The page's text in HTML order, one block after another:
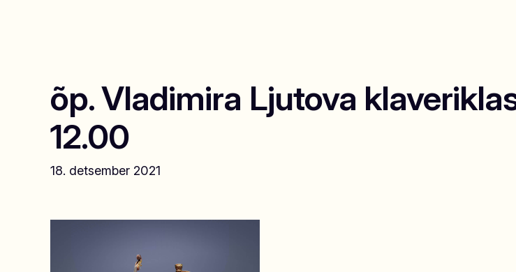
õp. Vladimira Ljutova
12.00
18. detsember 2021